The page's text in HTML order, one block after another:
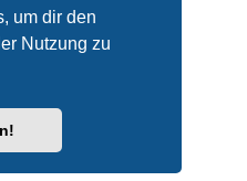
um dir den
Nutzung zu